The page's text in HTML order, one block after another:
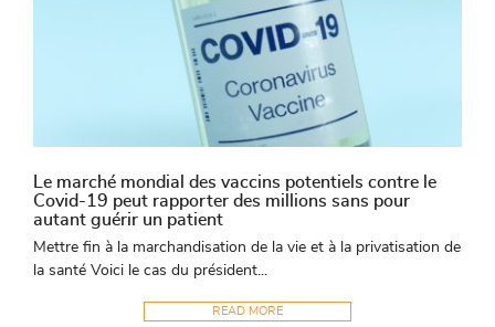
Le marché mondial des vaccins potentiels contre le
Covid-19 peut rapporter des millions sans pour
autant guérir un patient
Mettre fin à la marchandisation de la vie et à la privatisation de
la santé Voici le cas du président...
READ MORE